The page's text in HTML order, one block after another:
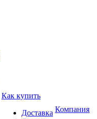
Как купить
Доставка Компания